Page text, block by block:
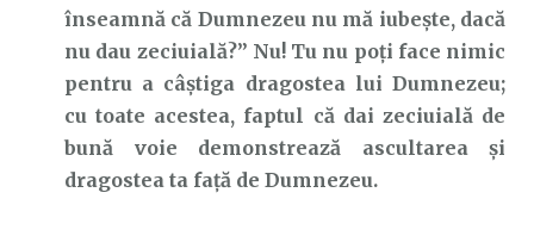
înseamnă că Dumnezeu nu mă iubește, dacă
nu dau zeciuială?” Nu! Tu nu poți face nimic
pentru a câștiga dragostea lui Dumnezeu;
cu toate acestea, faptul că dai zeciuială de
bună voie demonstrează ascultarea și
dragostea ta față de Dumnezeu.